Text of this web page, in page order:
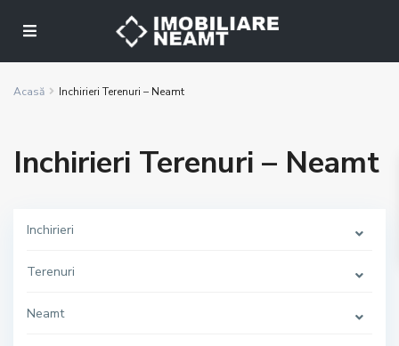
Acasă Inchirieri Terenuri – Neamt
Inchirieri Terenuri – Neamt
Inchirieri
Terenuri
Neamt